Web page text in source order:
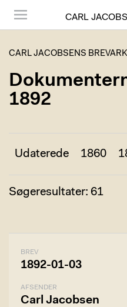
CARL
CARL JACOBSENS
1892
Udaterede 1860
Søgeresultater: 61
BREV
1892-01-03
AFSENDER
Carl Jacobsen